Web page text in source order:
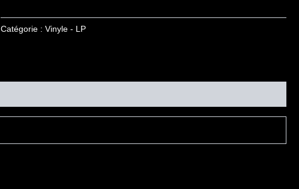
Catégorie :Vinyle - LP